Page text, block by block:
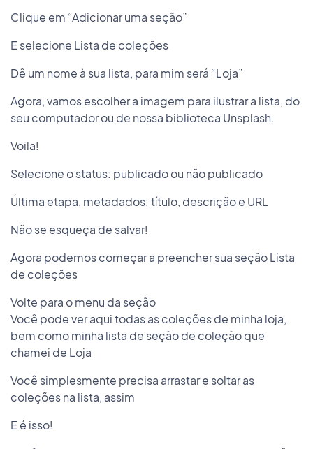
Clique em “Adicionar uma seção”
E selecione Lista de coleções
Dê um nome à sua lista, para mim será “Loja”
Agora, vamos escolher a imagem para ilustrar a lista, do
seu computador ou de nossa biblioteca Unsplash.
Voila!
Selecione o status: publicado ou não publicado
Última etapa, metadados: título, descrição e URL
Não se esqueça de salvar!
Agora podemos começar a preencher sua seção Lista
de coleções
Volte para o menu da seção
Você pode ver aqui todas as coleções de minha loja,
bem como minha lista de seção de coleção que
chamei de Loja
Você simplesmente precisa arrastar e soltar as
coleções na lista, assim
E é isso!